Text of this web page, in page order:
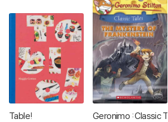
Table!
Geronimo : Classic T